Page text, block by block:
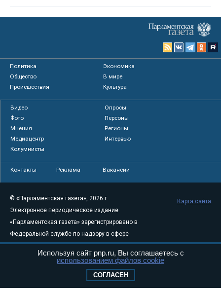
Политика
Экономика
Общество
В мире
Происшествия
Культура
Видео
Опросы
Фото
Персоны
Мнения
Регионы
Медиацентр
Интервью
Колумнисты
Контакты Реклама Вакансии
© «Парламентская газета», 2026 г.
Электронное периодическое издание
«Парламентская газета» зарегистрировано в
Федеральной службе по надзору в сфере
связи, информационных технологий и
массовых коммуникаций (Роскомнадзор) 05
Свидетельство о регистрации Эл № ФС77-
Карта сайта
Используя сайт pnp.ru, Вы соглашаетесь с
использованием файлов cookie
СОГЛАСЕН